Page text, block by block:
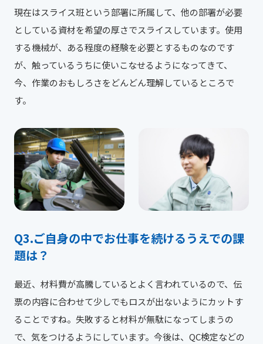
現在はスライス班という部署に所属して、他の部署が必要
としている資材を希望の厚さでスライスしています。使用
する機械が、ある程度の経験を必要とするものなのです
が、触っているうちに使いこなせるようになってきて、
今、作業のおもしろさをどんどん理解しているところで
す。
ご自身の中でお仕事を続けるうえでの課
題は？
最近、材料費が高騰しているとよく言われているので、伝
票の内容に合わせて少しでもロスが出ないようにカットす
ることですね。失敗すると材料が無駄になってしまうの
で、気をつけるようにしています。今後は、QC検定などの